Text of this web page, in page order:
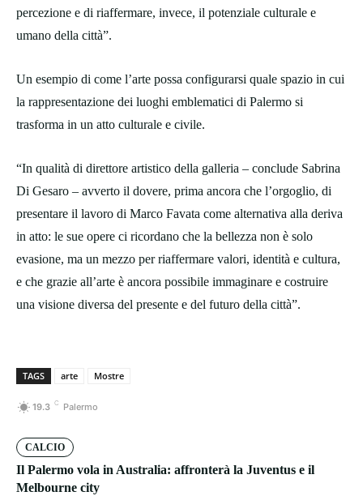
percezione e di riaffermare, invece, il potenziale culturale e
umano della città”.
Un esempio di come l’arte possa configurarsi quale spazio in cui
la rappresentazione dei luoghi emblematici di Palermo si
trasforma in un atto culturale e civile.
“In qualità di direttore artistico della galleria – conclude Sabrina
Di Gesaro – avverto il dovere, prima ancora che l’orgoglio, di
presentare il lavoro di Marco Favata come alternativa alla deriva
in atto: le sue opere ci ricordano che la bellezza non è solo
evasione, ma un mezzo per riaffermare valori, identità e cultura,
e che grazie all’arte è ancora possibile immaginare e costruire
una visione diversa del presente e del futuro della città”.
TAGS arte Mostre
19.3 C Palermo
CALCIO
Il Palermo vola in Australia: affronterà la Juventus e il
Melbourne city